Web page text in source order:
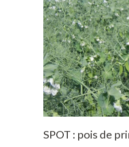
SPOT : pois de